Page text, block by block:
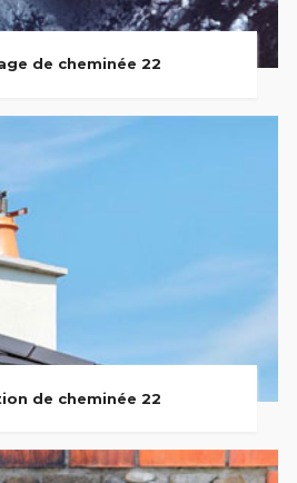
de cheminée 22
de cheminée 22